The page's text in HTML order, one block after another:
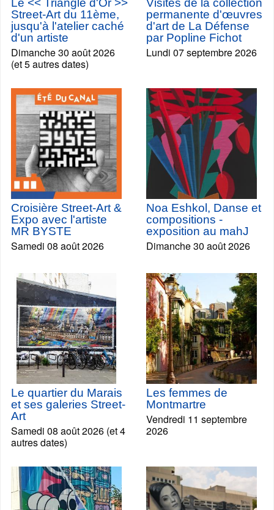
Le << Triangle d'Or >>
Street-Art du 11ème,
jusqu'à l'atelier caché
d'un artiste
Dimanche 30 août 2026
(et 5 autres dates)
Visites de la collection
permanente d'œuvres
d'art de La Défense
par Popline Fichot
Lundi 07 septembre 2026
Croisière Street-Art &
Expo avec l'artiste
MR BYSTE
Samedi 08 août 2026
Noa Eshkol, Danse et
compositions -
exposition au mahJ
Dimanche 30 août 2026
Le quartier du Marais
et ses galeries Street-
Art
Samedi 08 août 2026 (et 4
autres dates)
Les femmes de
Montmartre
Vendredi 11 septembre
2026